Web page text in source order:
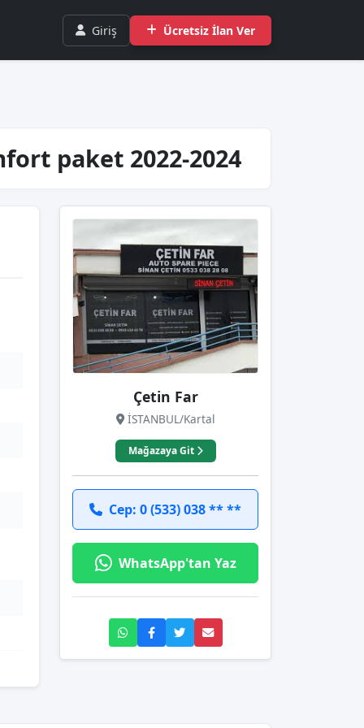
Giriş Ücretsiz İlan Ver
paket 2022-2024
Çetin Far
İSTANBUL/Kartal
Mağazaya Git
Cep: 0 (533) 038 ** **
WhatsApp'tan Yaz